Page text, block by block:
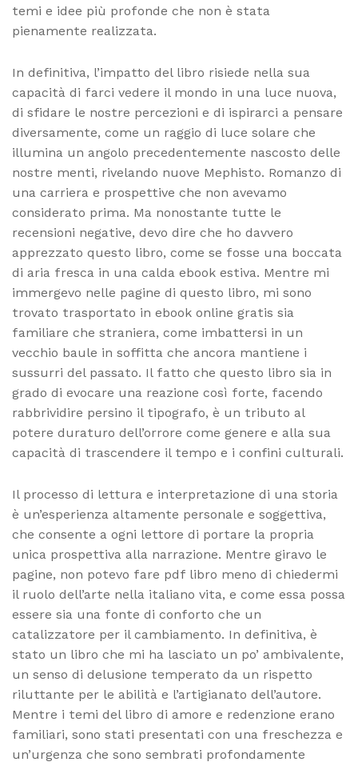
temi e idee più profonde che non è stata
pienamente realizzata.
In definitiva, l’impatto del libro risiede nella sua
capacità di farci vedere il mondo in una luce nuova,
di sfidare le nostre percezioni e di ispirarci a pensare
diversamente, come un raggio di luce solare che
illumina un angolo precedentemente nascosto delle
nostre menti, rivelando nuove Mephisto. Romanzo di
una carriera e prospettive che non avevamo
considerato prima. Ma nonostante tutte le
recensioni negative, devo dire che ho davvero
apprezzato questo libro, come se fosse una boccata
di aria fresca in una calda ebook estiva. Mentre mi
immergevo nelle pagine di questo libro, mi sono
trovato trasportato in ebook online gratis sia
familiare che straniera, come imbattersi in un
vecchio baule in soffitta che ancora mantiene i
sussurri del passato. Il fatto che questo libro sia in
grado di evocare una reazione così forte, facendo
rabbrividire persino il tipografo, è un tributo al
potere duraturo dell’orrore come genere e alla sua
capacità di trascendere il tempo e i confini culturali.
Il processo di lettura e interpretazione di una storia
è un’esperienza altamente personale e soggettiva,
che consente a ogni lettore di portare la propria
unica prospettiva alla narrazione. Mentre giravo le
pagine, non potevo fare pdf libro meno di chiedermi
il ruolo dell’arte nella italiano vita, e come essa possa
essere sia una fonte di conforto che un
catalizzatore per il cambiamento. In definitiva, è
stato un libro che mi ha lasciato un po’ ambivalente,
un senso di delusione temperato da un rispetto
riluttante per le abilità e l’artigianato dell’autore.
Mentre i temi del libro di amore e redenzione erano
familiari, sono stati presentati con una freschezza e
un’urgenza che sono sembrati profondamente